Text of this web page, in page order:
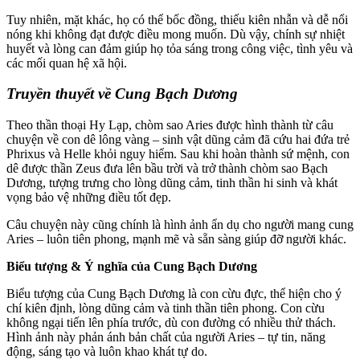
Tuy nhiên, mặt khác, họ có thể bốc đồng, thiếu kiên nhẫn và dễ nổi
nóng khi không đạt được điều mong muốn. Dù vậy, chính sự nhiệt
huyết và lòng can đảm giúp họ tỏa sáng trong công việc, tình yêu và
các mối quan hệ xã hội.
Truyền thuyết về Cung Bạch Dương
Theo thần thoại Hy Lạp, chòm sao Aries được hình thành từ câu
chuyện về con dê lông vàng – sinh vật dũng cảm đã cứu hai đứa trẻ
Phrixus và Helle khỏi nguy hiểm. Sau khi hoàn thành sứ mệnh, con
dê được thần Zeus đưa lên bầu trời và trở thành chòm sao Bạch
Dương, tượng trưng cho lòng dũng cảm, tinh thần hi sinh và khát
vọng bảo vệ những điều tốt đẹp.
Câu chuyện này cũng chính là hình ảnh ẩn dụ cho người mang cung
Aries – luôn tiên phong, mạnh mẽ và sẵn sàng giúp đỡ người khác.
Biểu tượng & Ý nghĩa của Cung Bạch Dương
Biểu tượng của Cung Bạch Dương là con cừu đực, thể hiện cho ý
chí kiên định, lòng dũng cảm và tinh thần tiên phong. Con cừu
không ngại tiến lên phía trước, dù con đường có nhiều thử thách.
Hình ảnh này phản ánh bản chất của người Aries – tự tin, năng
động, sáng tạo và luôn khao khát tự do.